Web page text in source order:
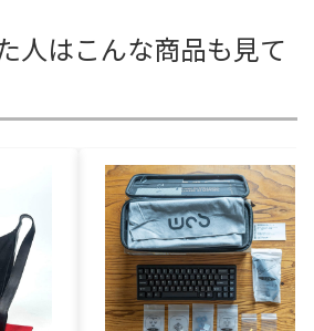
人はこんな商品も見て